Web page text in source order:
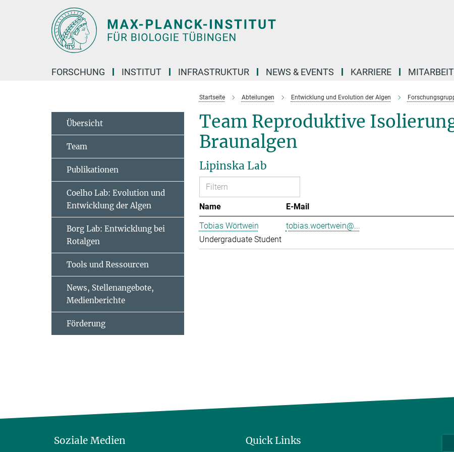
FORSCHUNG INSTITUT INFRASTRUKTUR NEWS & EVENTS KARRIERE
Startseite Abteilungen Entwicklung und Evolution der Algen
Team Reproduktive
Braunalgen
Lipinska Lab
Name
E-Mail
Tobias Wörtwein
Undergraduate Student
tobias.woertwein@...
Übersicht
Team
Publikationen
Coelho Lab: Evolution und
Entwicklung der Algen
Borg Lab: Entwicklung bei
Rotalgen
Tools und Ressourcen
News, Stellenangebote,
Medienberichte
Förderung
Soziale Medien Quick Links